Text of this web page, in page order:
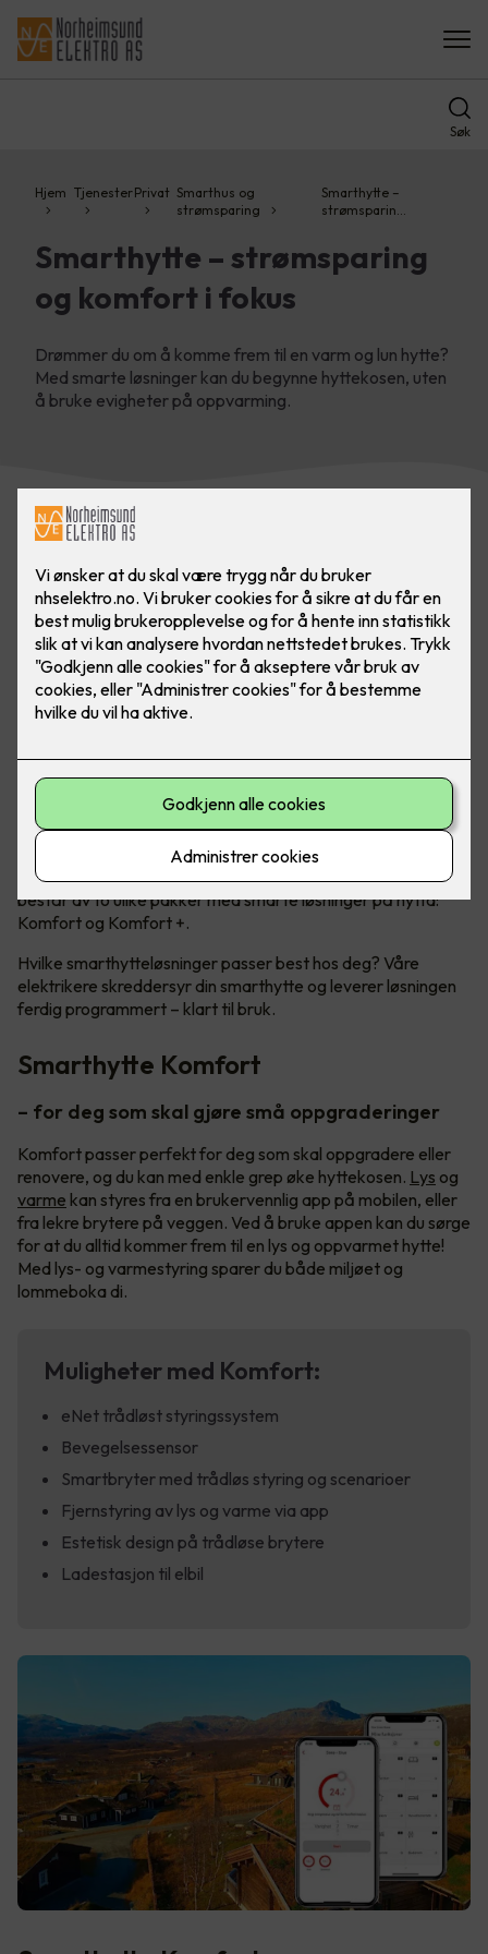
Søk
Hjem TjenesterPrivat Smarthus og
strømsparing
Smarthytte –
strømsparin…
Smarthytte – strømsparing
og komfort i fokus
Drømmer du om å komme frem til en varm og lun hytte?
Med smarte løsninger kan du begynne hyttekosen, uten
å bruke evigheter på oppvarming.
Moderne teknologi kan ta hytteopplevelsen til et nytt nivå!
Micro Matic har nå lansert Smarthytte – et konsept som
består av to ulike pakker med smarte løsninger på hytta:
Komfort og Komfort +.
Hvilke smarthytteløsninger passer best hos deg? Våre
elektrikere skreddersyr din smarthytte og leverer løsningen
ferdig programmert – klart til bruk.
Smarthytte Komfort
– for deg som skal gjøre små oppgraderinger
Komfort passer perfekt for deg som skal oppgradere eller
renovere, og du kan med enkle grep øke hyttekosen. Lys og
varme kan styres fra en brukervennlig app på mobilen, eller
fra lekre brytere på veggen. Ved å bruke appen kan du sørge
for at du alltid kommer frem til en lys og oppvarmet hytte!
Med lys- og varmestyring sparer du både miljøet og
lommeboka di.
Muligheter med Komfort:
eNet trådløst styringssystem
Bevegelsessensor
Smartbryter med trådløs styring og scenarioer
Fjernstyring av lys og varme via app
Estetisk design på trådløse brytere
Ladestasjon til elbil